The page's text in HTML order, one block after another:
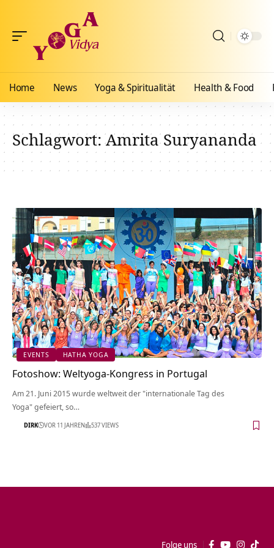
Home News Yoga & Spiritualität Health & Food
Schlagwort:Amrita Suryananda
EVENTS HATHA YOGA
Fotoshow: Weltyoga-Kongress in Portugal
Am 21. Juni 2015 wurde weltweit der "internationale Tag des
Yoga" gefeiert, so…
DIRK VOR 11 JAHREN 537 VIEWS
Folge uns